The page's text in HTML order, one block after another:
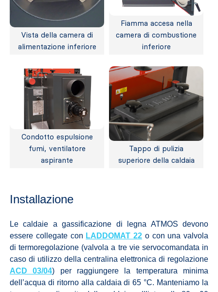
Vista della camera di
alimentazione inferiore
Fiamma accesa nella
camera di combustione
inferiore
Condotto espulsione
fumi, ventilatore
aspirante
Tappo di pulizia
superiore della caldaia
Installazione
Le caldaie a gassificazione di legna ATMOS devono
essere collegate con LADDOMAT 22 o con una valvola
di termoregolazione (valvola a tre vie servocomandata in
caso di utilizzo della centralina elettronica di regolazione
ACD 03/04) per raggiungere la temperatura minima
dell’acqua di ritorno alla caldaia di 65 °C. Manteniamo la